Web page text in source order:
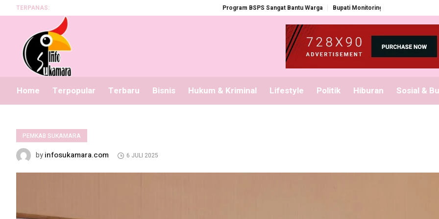
TERPANAS: Program BSPS Sangat Bantu Warga Bupati Monitoring Pembagian Seragam Gratis
Home Terpopular Terbaru Bisnis Hukum & Kriminal Lifestyle Politik Hiburan Sosial &
PEMKAB SUKAMARA
byinfosukamara.com 6 JULI 2025